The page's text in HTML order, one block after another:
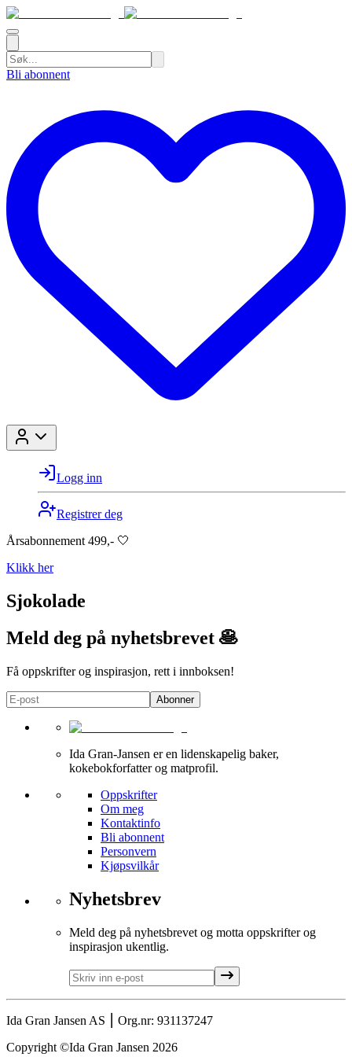
Bli abonnent
Logg inn
Registrer deg
Årsabonnement 499,- 🤍
Klikk her
Sjokolade
Meld deg på nyhetsbrevet 🥞
Få oppskrifter og inspirasjon, rett i innboksen!
Abonner
Ida Gran-Jansen er en lidenskapelig baker,
kokebokforfatter og matprofil.
Oppskrifter
Om meg
Kontaktinfo
Bli abonnent
Personvern
Kjøpsvilkår
Nyhetsbrev
Meld deg på nyhetsbrevet og motta oppskrifter og
inspirasjon ukentlig.
Ida Gran Jansen AS ⎮ Org.nr: 931137247
Copyright ©️Ida Gran Jansen 2026